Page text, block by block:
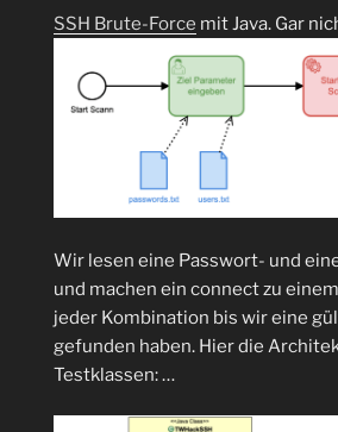
SSH Brute-Force mit Java. Gar
Wir lesen eine Passwort- und
und machen ein connect zu
jeder Kombination bis wir eine
gefunden haben. Hier die
Testklassen: …